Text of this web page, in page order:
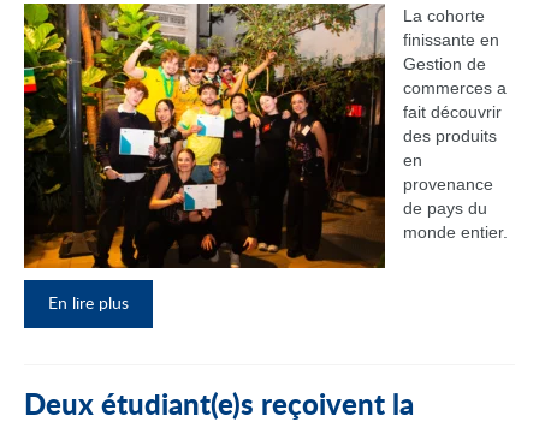
La cohorte
finissante en
Gestion de
commerces a
fait découvrir
des produits
en
provenance
de pays du
monde entier.
En lire plus
Deux étudiant(e)s reçoivent la